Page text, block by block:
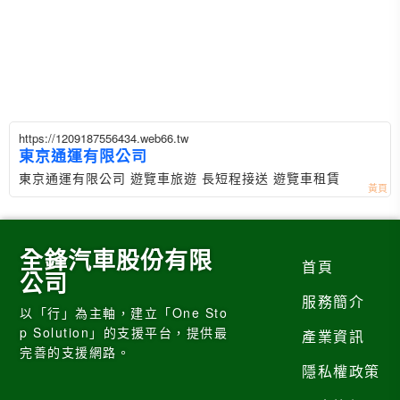
https://1209187556434.web66.tw
東京通運有限公司
東京通運有限公司 遊覽車旅遊 長短程接送 遊覽車租賃
全鋒汽車股份有限
公司
以「行」為主軸，建立「One Sto
p Solution」的支援平台，提供最
完善的支援網路。
首頁
服務簡介
產業資訊
隱私權政策